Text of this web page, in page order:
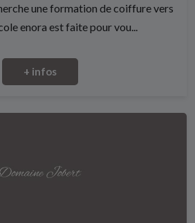
une formation de coiffure vers
enora est faite pour vou...
+ infos